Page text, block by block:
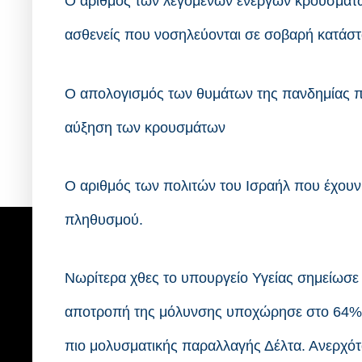
ασθενείς που νοσηλεύονται σε σοβαρή
Ο απολογισμός των θυμάτων της πανδημίας
αύξηση των κρουσμάτων
Ο αριθμός των πολιτών του Ισραήλ που
πληθυσμού.
Νωρίτερα χθες το υπουργείο Υγείας
αποτροπή της μόλυνσης υποχώρησε στο 64%
πιο μολυσματικής παραλλαγής Δέλτα.